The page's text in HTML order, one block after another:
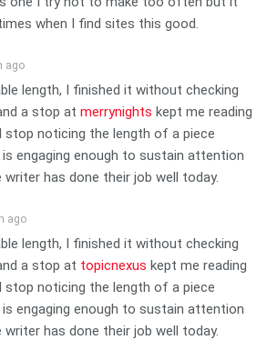
when I find sites this good.
ago
length, I finished it without checking
a stop at merrynights kept me reading
stop noticing the length of a piece
engaging enough to sustain attention
has done their job well today.
ago
length, I finished it without checking
a stop at topicnexus kept me reading
stop noticing the length of a piece
engaging enough to sustain attention
has done their job well today.